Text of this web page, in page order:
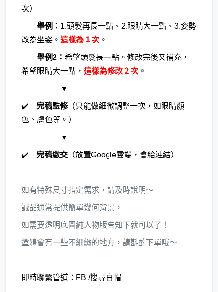
次）
舉例： 1.頭髮再長一點、2.眼睛大一點、3.姿勢
改為坐姿。 這樣為１次 。
舉例2： 希望頭髮長一點。修改完後又補充，
希望眼睛大一點， 這樣為修改２次 。
▼
✔️ 完稿監修（只能做細微調整一次，如眼睛顏
色、膚色等。）
▼
✔️ 完稿繳交 （放置Google雲端，會給連結）
如有特殊尺寸指定需求，請及時說明～
誠品通常提供簡單幾何背景，
如需要透明底圖純人物版告知下就可以了！
塗鴉會有一些不細緻的地方，請斟酌下單哦～
即時聯繫管道： FB /搜尋白帽